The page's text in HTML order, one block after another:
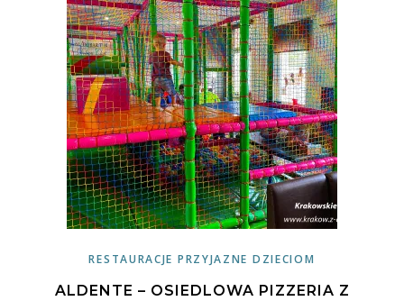
RESTAURACJE PRZYJAZNE DZIECIOM
ALDENTE – OSIEDLOWA PIZZERIA Z